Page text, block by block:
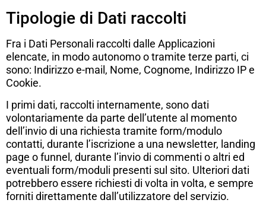
Tipologie di Dati raccolti
Fra i Dati Personali raccolti dalle Applicazioni
elencate, in modo autonomo o tramite terze parti, ci
sono: Indirizzo e-mail, Nome, Cognome, Indirizzo IP e
Cookie.
I primi dati, raccolti internamente, sono dati
volontariamente da parte dell’utente al momento
dell’invio di una richiesta tramite form/modulo
contatti, durante l’iscrizione a una newsletter, landing
page o funnel, durante l’invio di commenti o altri ed
eventuali form/moduli presenti sul sito. Ulteriori dati
potrebbero essere richiesti di volta in volta, e sempre
forniti direttamente dall’utilizzatore del servizio.